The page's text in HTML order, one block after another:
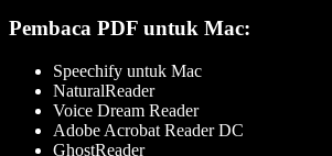
Pembaca PDF untuk Mac:
Speechify untuk Mac
NaturalReader
Voice Dream Reader
Adobe Acrobat Reader DC
GhostReader